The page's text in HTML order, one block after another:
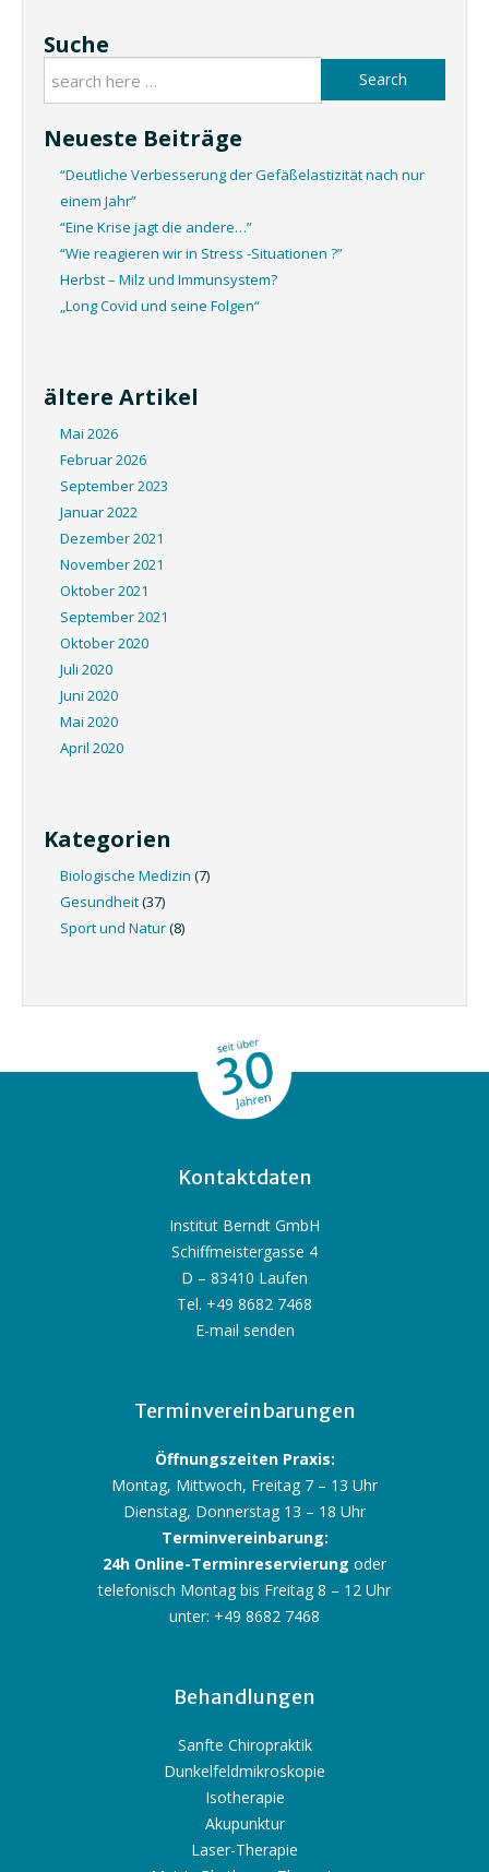
Suche
Search
Neueste Beiträge
“Deutliche Verbesserung der Gefäßelastizität nach nur
einem Jahr”
“Eine Krise jagt die andere…”
“Wie reagieren wir in Stress -Situationen ?”
Herbst – Milz und Immunsystem?
„Long Covid und seine Folgen“
ältere Artikel
Mai 2026
Februar 2026
September 2023
Januar 2022
Dezember 2021
November 2021
Oktober 2021
September 2021
Oktober 2020
Juli 2020
Juni 2020
Mai 2020
April 2020
Kategorien
Biologische Medizin (7)
Gesundheit(37)
Sport und Natur(8)
Kontaktdaten
Institut Berndt GmbH
Schiffmeistergasse 4
D – 83410 Laufen
Tel. +49 8682 7468
E-mail senden
Terminvereinbarungen
Öffnungszeiten Praxis:
Montag, Mittwoch, Freitag 7 – 13 Uhr
Dienstag, Donnerstag 13 – 18 Uhr
Terminvereinbarung:
24h Online-Terminreservierung oder
telefonisch Montag bis Freitag 8 – 12 Uhr
unter: +49 8682 7468
Behandlungen
Sanfte Chiropraktik
Dunkelfeldmikroskopie
Isotherapie
Akupunktur
Laser-Therapie